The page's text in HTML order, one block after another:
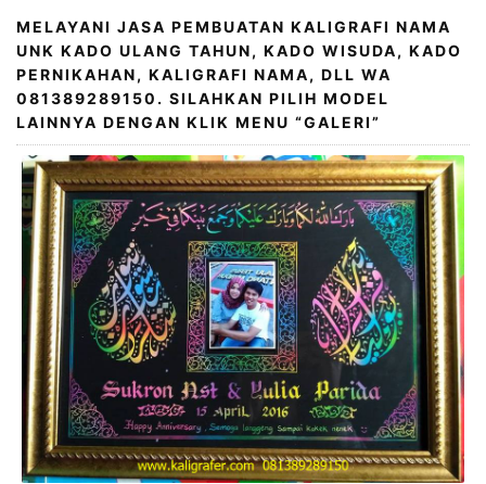
MELAYANI JASA PEMBUATAN KALIGRAFI NAMA
UNK KADO ULANG TAHUN, KADO WISUDA, KADO
PERNIKAHAN, KALIGRAFI NAMA, DLL WA
081389289150. SILAHKAN PILIH MODEL
LAINNYA DENGAN KLIK MENU “GALERI”